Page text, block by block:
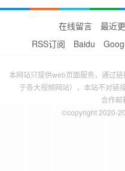
在线留言 最近
RSS订阅
Baidu
本网站只提供web页面服务，通过
于各大视频网站），本站不对链
合作邮
©copyright 2020-